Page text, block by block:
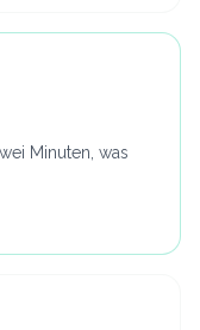
Minuten, was